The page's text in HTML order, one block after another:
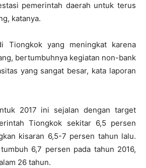
pemerintah daerah untuk terus
katanya.
Tiongkok yang meningkat karena
bertumbuhnya kegiatan non-bank
yang sangat besar, kata laporan
2017 ini sejalan dengan target
Tiongkok sekitar 6,5 persen
kisaran 6,5-7 persen tahun lalu.
6,7 persen pada tahun 2016,
26 tahun.